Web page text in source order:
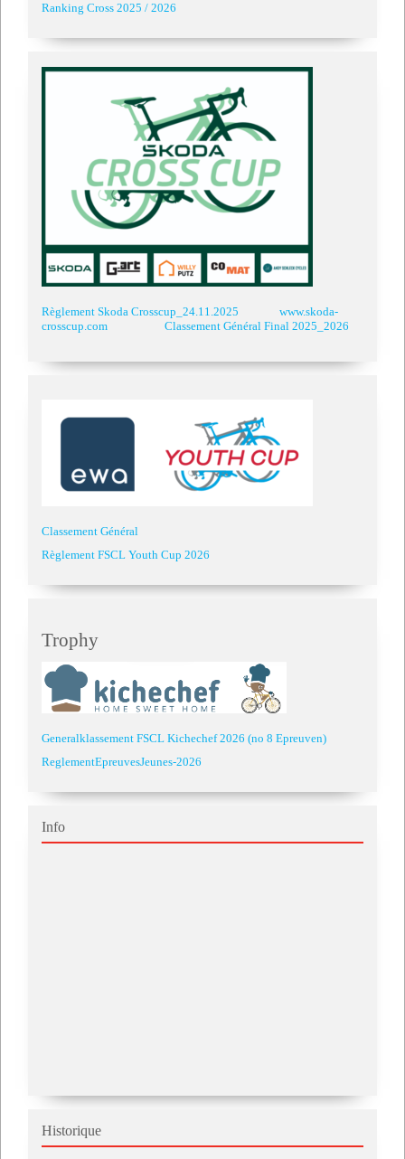
Ranking Cross 2025 / 2026
Règlement Skoda Crosscup_24.11.2025
www.skoda-
crosscup.com
Classement Général Final 2025_2026
Classement Général
Règlement FSCL Youth Cup 2026
Trophy
Generalklassement FSCL Kichechef 2026 (no 8 Epreuven)
ReglementEpreuvesJeunes-2026
Info
Historique